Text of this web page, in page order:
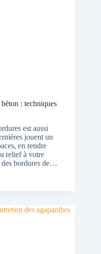
: techniques
est aussi
jouent un
en rendre
relief à votre
des bordures de…